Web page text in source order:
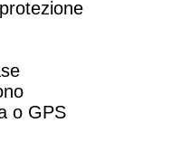
o GPS